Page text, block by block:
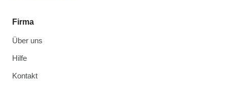
Firma
Über uns
Hilfe
Kontakt